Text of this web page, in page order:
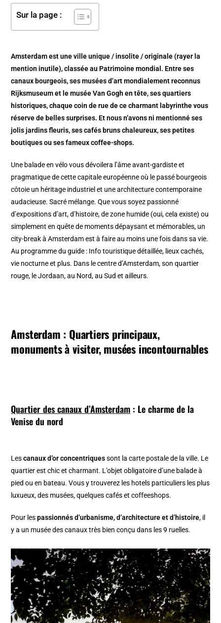
Sur la page :
Amsterdam est une ville unique / insolite / originale (rayer la
mention inutile), classée au Patrimoine mondial. Entre ses
canaux bourgeois, ses musées d’art mondialement reconnus
Rijksmuseum et le musée Van Gogh en tête, ses quartiers
historiques, chaque coin de rue de ce charmant labyrinthe vous
réserve de belles surprises. Et nous n’avons ni mentionné ses
jolis jardins fleuris, ses cafés bruns chaleureux, ses petites
boutiques ou ses fameux coffee-shops.
Une balade en vélo vous dévoilera l’âme avant-gardiste et
pragmatique de cette capitale européenne où le passé bourgeois
côtoie un héritage industriel et une architecture contemporaine
audacieuse. Sacré mélange. Que vous soyez passionné
d’expositions d’art, d’histoire, de zone humide (oui, cela existe) ou
simplement en quête de moments dépaysant et mémorables, un
city-break à Amsterdam est à faire au moins une fois dans sa vie.
Au programme du guide : Info touristique détaillée, lieux cachés,
vie nocturne et plus. Dans le centre d’Amsterdam, son quartier
rouge, le Jordaan, au Nord, au Sud et ailleurs.
Amsterdam : Quartiers principaux,
monuments à visiter, musées incontournables
Quartier des canaux d’Amsterdam : Le charme de la
Venise du nord
Lescanaux d’or concentriquessont la carte postale de la ville. Le
quartier est chic et charmant. L’objet obligatoire d’une balade à
pied ou en bateau. Vous y trouverez les hotels particuliers les plus
luxueux, des musées, quelques cafés et coffeeshops.
Pour lespassionnés d’urbanisme, d’architecture et d’histoire, il
y a un musée des canaux très bien conçu dans les 9 ruelles.